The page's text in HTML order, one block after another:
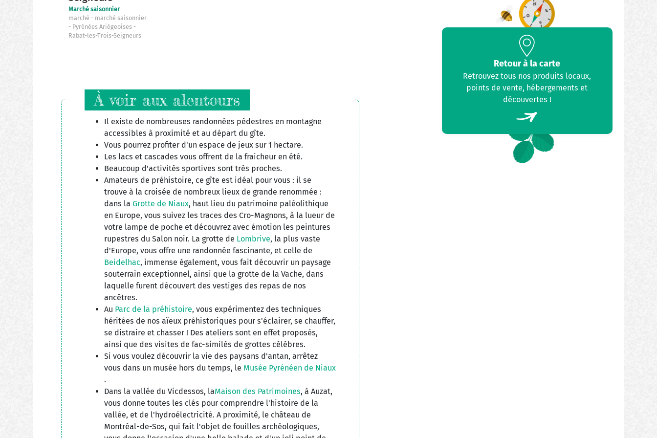
Marché saisonnier
marché
marché saisonnier
Pyrénées Ariégeoises
Rabat-les-Trois-Seigneurs
À voir aux alentours
Il existe de nombreuses randonnées pédestres en montagne
accessibles à proximité et au départ du gîte.
Vous pourrez profiter d'un espace de jeux sur 1 hectare.
Les lacs et cascades vous offrent de la fraicheur en été.
Beaucoup d'activités sportives sont très proches.
Amateurs de préhistoire, ce gîte est idéal pour vous : il se
trouve à la croisée de nombreux lieux de grande renommée :
dans la Grotte de Niaux, haut lieu du patrimoine paléolithique
en Europe, vous suivez les traces des Cro-Magnons, à la lueur de
votre lampe de poche et découvrez avec émotion les peintures
rupestres du Salon noir. La grotte de Lombrive, la plus vaste
d'Europe, vous offre une randonnée fascinante, et celle de
Beidelhac, immense également, vous fait découvrir un paysage
souterrain exceptionnel, ainsi que la grotte de la Vache, dans
laquelle furent découvert des vestiges des repas de nos
ancêtres.
Au Parc de la préhistoire, vous expérimentez des techniques
héritées de nos aïeux préhistoriques pour s'éclairer, se chauffer,
se distraire et chasser ! Des ateliers sont en effet proposés,
ainsi que des visites de fac-similés de grottes célèbres.
Si vous voulez découvrir la vie des paysans d'antan, arrêtez
vous dans un musée hors du temps, le Musée Pyrénéen de Niaux
.
Dans la vallée du Vicdessos, laMaison des Patrimoines, à Auzat,
vous donne toutes les clés pour comprendre l'histoire de la
vallée, et de l'hydroélectricité. A proximité, le château de
Montréal-de-Sos, qui fait l'objet de fouilles archéologiques,
Retour à la carte
Retrouvez tous nos produits locaux,
points de vente, hébergements et
découvertes !